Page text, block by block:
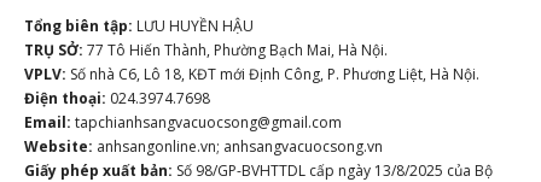
Tổng biên tập: LƯU HUYỀN HẬU
TRỤ SỞ: 77 Tô Hiến Thành, Phường Bạch Mai, Hà Nội.
VPLV: Số nhà C6, Lô 18, KĐT mới Định Công, P. Phương Liệt, Hà Nội.
Điện thoại: 024.3974.7698
Email: tapchianhsangvacuocsong@gmail.com
Website: anhsangonline.vn; anhsangvacuocsong.vn
Giấy phép xuất bản: Số 98/GP-BVHTTDL cấp ngày 13/8/2025 của Bộ